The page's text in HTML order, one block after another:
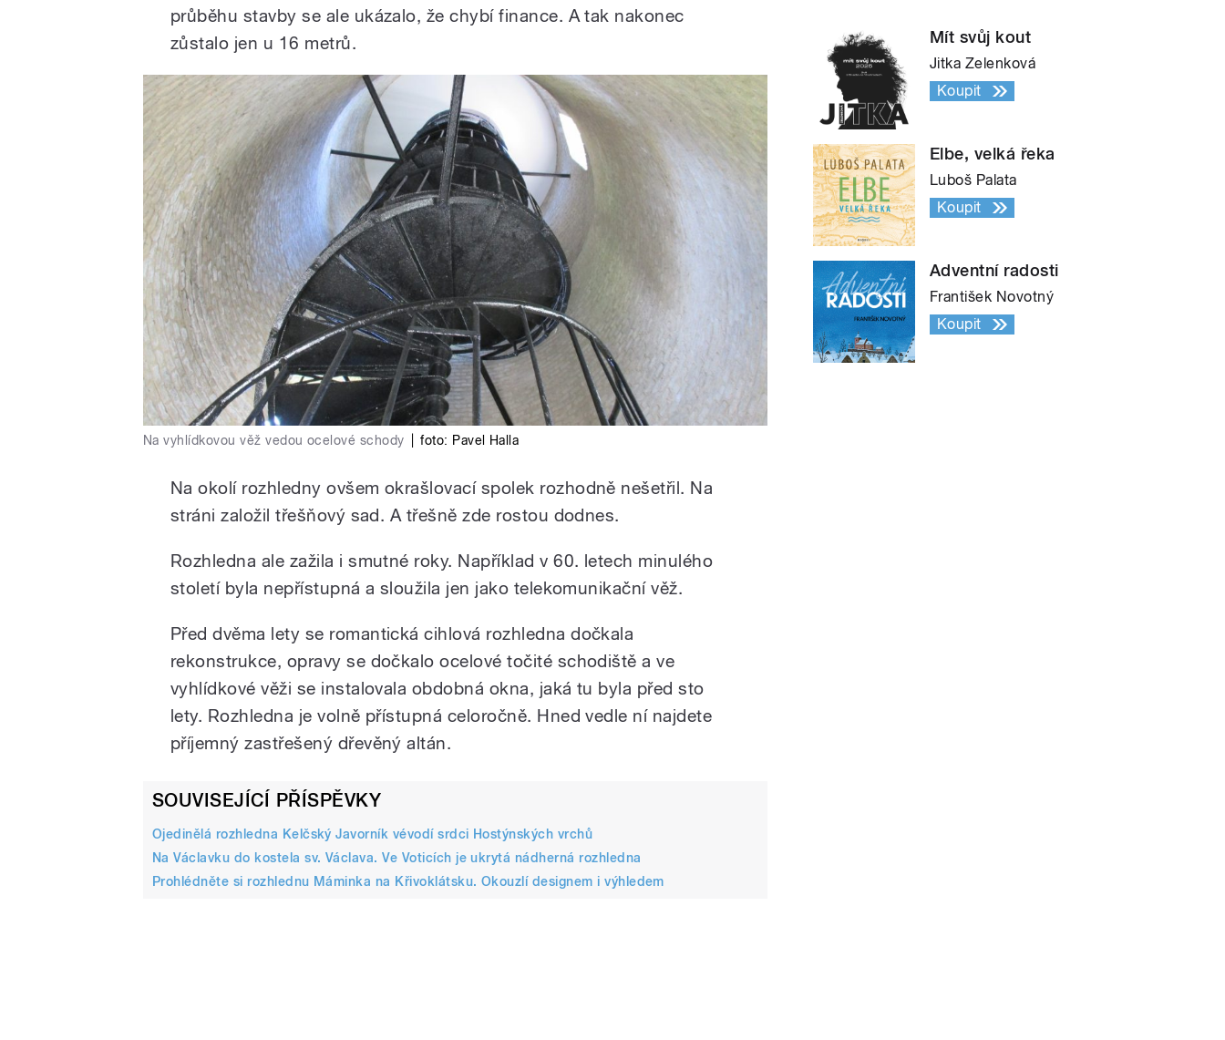
průběhu stavby se ale ukázalo, že chybí finance. A tak nakonec
zůstalo jen u 16 metrů.
Na vyhlídkovou věž vedou ocelové schody foto: Pavel Halla
Na okolí rozhledny ovšem okrašlovací spolek rozhodně nešetřil. Na
stráni založil třešňový sad. A třešně zde rostou dodnes.
Rozhledna ale zažila i smutné roky. Například v 60. letech minulého
století byla nepřístupná a sloužila jen jako telekomunikační věž.
Před dvěma lety se romantická cihlová rozhledna dočkala
rekonstrukce, opravy se dočkalo ocelové točité schodiště a ve
vyhlídkové věži se instalovala obdobná okna, jaká tu byla před sto
lety. Rozhledna je volně přístupná celoročně. Hned vedle ní najdete
příjemný zastřešený dřevěný altán.
SOUVISEJÍCÍ PŘÍSPĚVKY
Ojedinělá rozhledna Kelčský Javorník vévodí srdci Hostýnských vrchů
Na Václavku do kostela sv. Václava. Ve Voticích je ukrytá nádherná rozhledna
Prohlédněte si rozhlednu Máminka na Křivoklátsku. Okouzlí designem i výhledem
Mít svůj kout
Jitka Zelenková
Koupit
Elbe, velká řeka
Luboš Palata
Koupit
Adventní radosti
František Novotný
Koupit